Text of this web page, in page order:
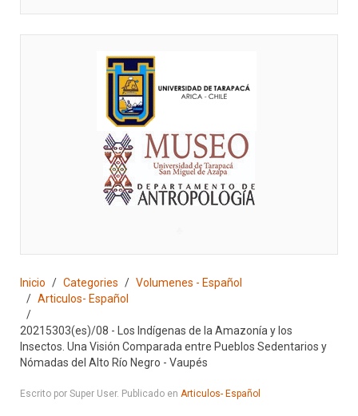
Inicio Categories
Volumenes - Español
Articulos- Español
20215303(es)/08 - Los Indígenas de la Amazonía y los
Insectos. Una Visión Comparada entre Pueblos Sedentarios y
Nómadas del Alto Río Negro - Vaupés
Escrito por Super User. Publicado en Articulos- Español